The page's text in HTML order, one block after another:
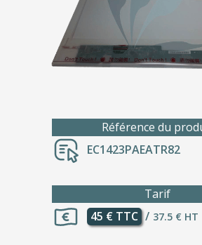
Référence du
EC1423PAEATR82
Tarif
45 € TTC / 37.5 € HT